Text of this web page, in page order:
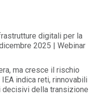
digitali per la
2025 | Webinar
ma cresce il rischio
indica reti, rinnovabili
della transizione